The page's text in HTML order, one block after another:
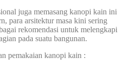
juga memasang kanopi kain ini
para arsitektur masa kini sering
rekomendasi untuk melengkapi
pada suatu bangunan.
pemakaian kanopi kain :